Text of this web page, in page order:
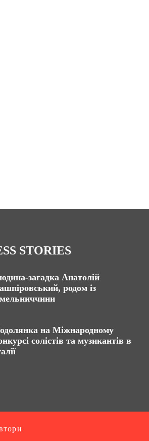
STORIES
загадка Анатолій
родом із
на Міжнародному
солістів та музикантів в